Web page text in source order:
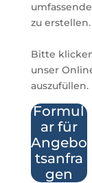
zu erstellen.
Bitte
unser
auszufüllen.
Formul
ar für
Angebo
tsanfra
gen